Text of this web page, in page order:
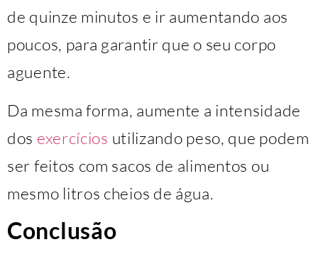
de quinze minutos e ir aumentando aos
poucos, para garantir que o seu corpo
aguente.
Da mesma forma, aumente a intensidade
dos exercícios utilizando peso, que podem
ser feitos com sacos de alimentos ou
mesmo litros cheios de água.
Conclusão